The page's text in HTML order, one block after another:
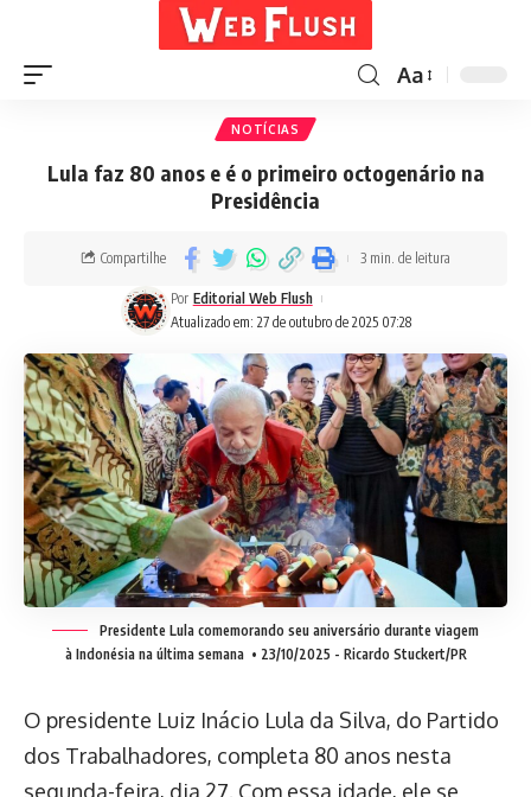
Aa
NOTÍCIAS
Lula faz 80 anos e é o primeiro octogenário na
Presidência
Atualizado em: 27 de outubro de 2025 07:28
Por Editorial Web Flush
Compartilhe 3 min. de leitura
Presidente Lula comemorando seu aniversário durante viagem
à Indonésia na última semana• 23/10/2025 - Ricardo Stuckert/PR
O presidente Luiz Inácio Lula da Silva, do Partido
dos Trabalhadores, completa 80 anos nesta
segunda-feira, dia 27. Com essa idade, ele se